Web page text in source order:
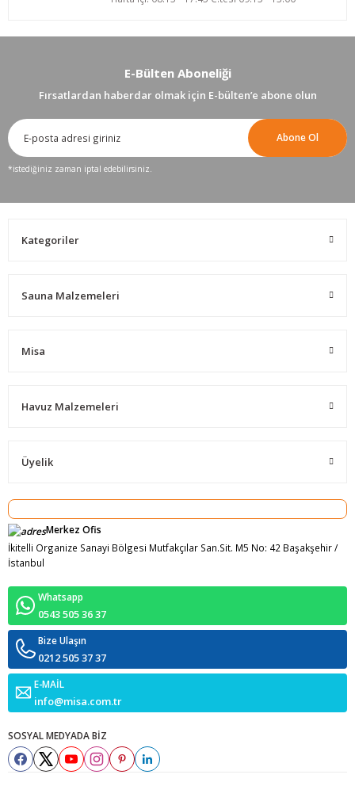
E-Bülten Aboneliği
Fırsatlardan haberdar olmak için E-bülten’e abone olun
Abone Ol
*istediğiniz zaman iptal edebilirsiniz.
Kategoriler
Sauna Malzemeleri
Misa
Havuz Malzemeleri
Üyelik
Merkez Ofis
İkitelli Organize Sanayi Bölgesi Mutfakçılar San.Sit. M5 No: 42 Başakşehir /
İstanbul
Whatsapp
0543 505 36 37
Bize Ulaşın
0212 505 37 37
E-MAİL
info@misa.com.tr
SOSYAL MEDYADA BİZ